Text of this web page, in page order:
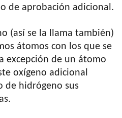
de aprobación adicional.
(así se la llama también)
átomos con los que se
excepción de un átomo
oxígeno adicional
de hidrógeno sus